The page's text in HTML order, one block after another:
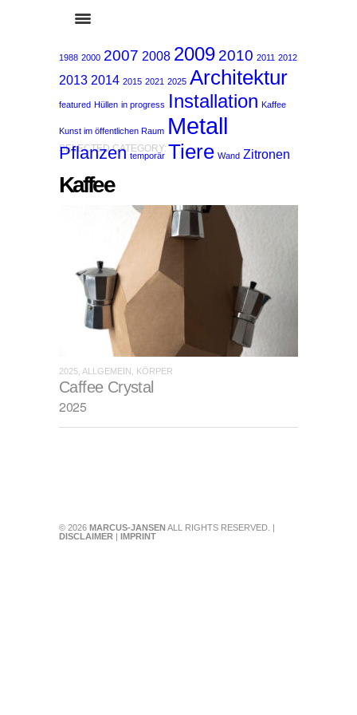
1988 2000 2007 2008 2009 2010 2011 2012
2013 2014 2015 2021 2025 Architektur
featured Hüllen in progress Installation Kaffee
Kunst im öffentlichen Raum Metall
Pflanzen temporär Tiere Wand Zitronen
SELECTED CATEGORY:
Kaffee
2025, ALLGEMEIN, KÖRPER
Caffee Crystal
2025
© 2026 MARCUS-JANSENALL RIGHTS RESERVED. |
DISCLAIMER | IMPRINT